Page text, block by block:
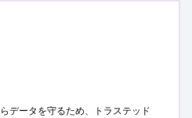
データを守るため、トラステッド